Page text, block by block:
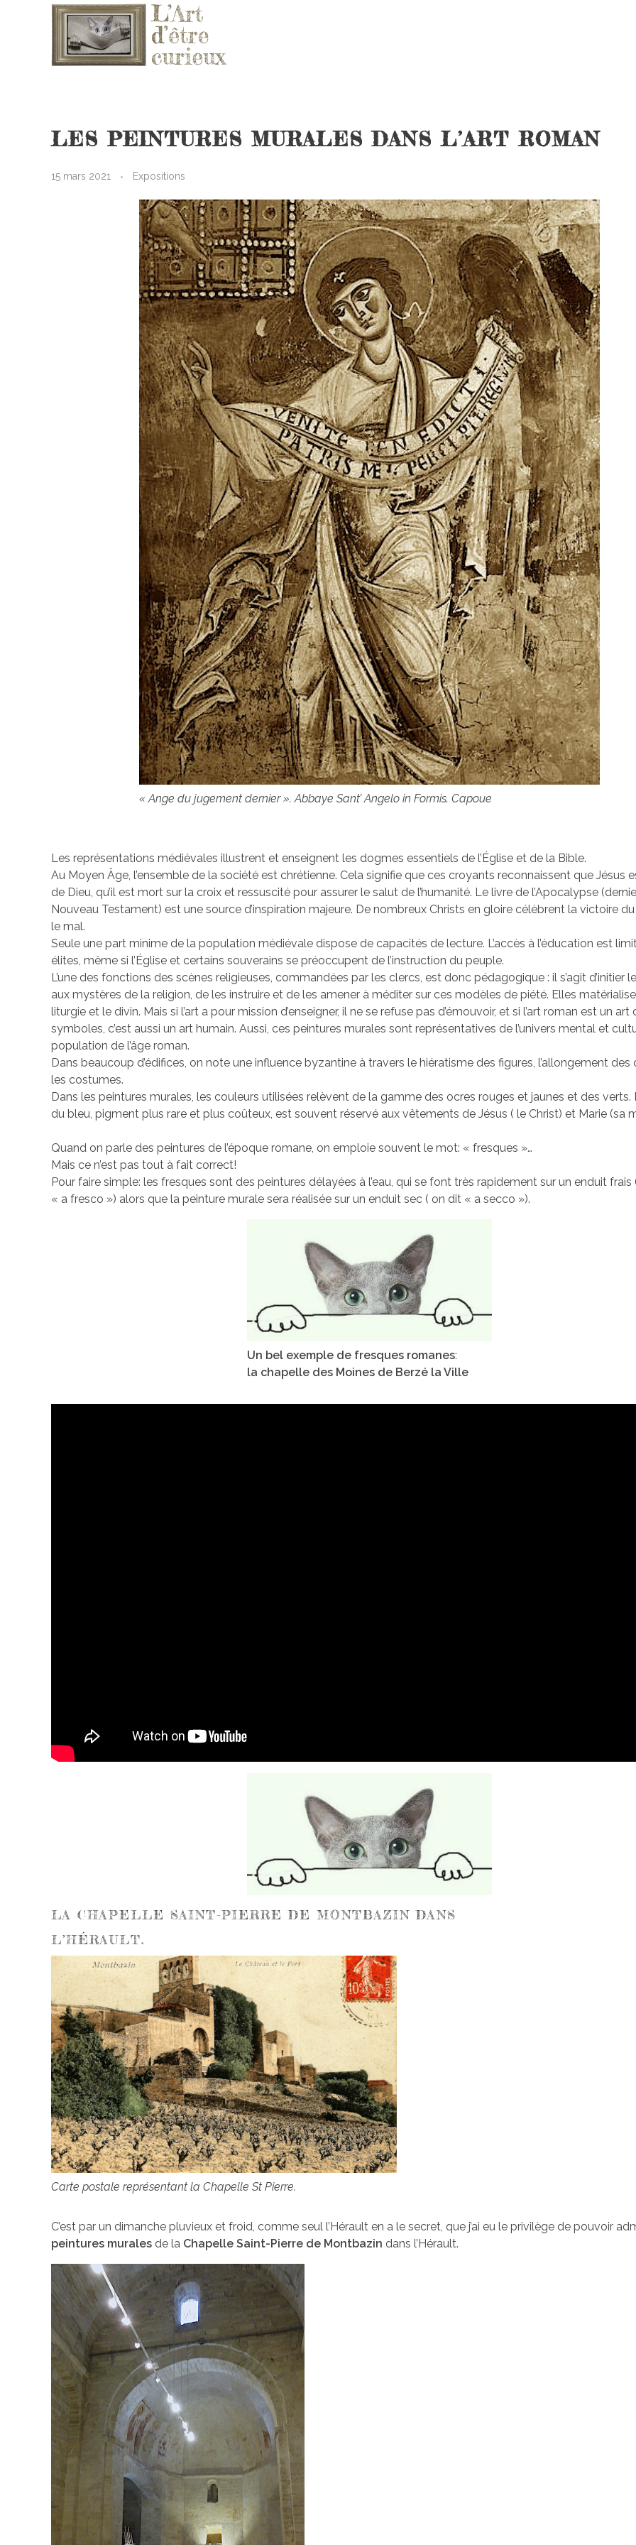
LES PEINTURES MURALES DANS L’ART ROMAN
15 mars 2021 Expositions
« Ange du jugement dernier ». Abbaye Sant’ Angelo in Formis. Capoue
Les représentations médiévales illustrent et enseignent les dogmes essentiels de l’Église et de la Bible.
Au Moyen Âge, l’ensemble de la société est chrétienne. Cela signifie que ces croyants reconnaissent que Jésus
de Dieu, qu’il est mort sur la croix et ressuscité pour assurer le salut de l’humanité. Le livre de l’Apocalypse
Nouveau Testament) est une source d’inspiration majeure. De nombreux Christs en gloire célèbrent la victoire
le mal.
Seule une part minime de la population médiévale dispose de capacités de lecture. L’accès à l’éducation est
élites, même si l’Église et certains souverains se préoccupent de l’instruction du peuple.
L’une des fonctions des scènes religieuses, commandées par les clercs, est donc pédagogique : il s’agit d’initier
aux mystères de la religion, de les instruire et de les amener à méditer sur ces modèles de piété. Elles
liturgie et le divin. Mais si l’art a pour mission d’enseigner, il ne se refuse pas d’émouvoir, et si l’art roman est un art
symboles, c’est aussi un art humain. Aussi, ces peintures murales sont représentatives de l’univers mental et
population de l’âge roman.
Dans beaucoup d’édifices, on note une influence byzantine à travers le hiératisme des figures, l’allongement des
les costumes.
Dans les peintures murales, les couleurs utilisées relèvent de la gamme des ocres rouges et jaunes et des verts.
du bleu, pigment plus rare et plus coûteux, est souvent réservé aux vêtements de Jésus ( le Christ) et Marie (sa
Quand on parle des peintures de l’époque romane, on emploie souvent le mot: « fresques »…
Mais ce n’est pas tout à fait correct!
Pour faire simple: les fresques sont des peintures délayées à l’eau, qui se font très rapidement sur un enduit frais
« a fresco ») alors que la peinture murale sera réalisée sur un enduit sec ( on dit « a secco »).
Un bel exemple de fresques romanes:
la chapelle des Moines de Berzé la Ville
LA CHAPELLE SAINT-PIERRE DE MONTBAZIN DANS
L’HÉRAULT.
Carte postale représentant la Chapelle St Pierre.
C’est par un dimanche pluvieux et froid, comme seul l’Hérault en a le secret, que j’ai eu le privilège de pouvoir
peintures murales de la Chapelle Saint-Pierre de Montbazin dans l’Hérault.